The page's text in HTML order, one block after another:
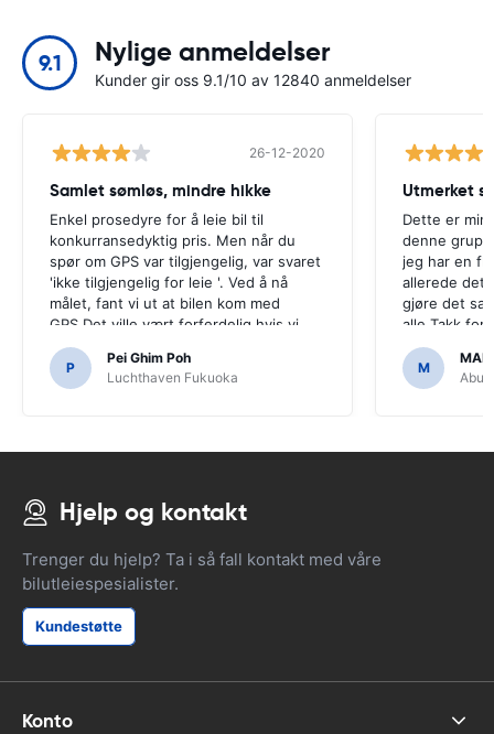
9.1 Nylige anmeldelser
Kunder gir oss 9.1/10 av 12840 anmeldelser
26-12-2020
Samlet sømløs, mindre hikke
Enkel prosedyre for å leie bil til
konkurransedyktig pris. Men når du
spør om GPS var tilgjengelig, var svaret
'ikke tilgjengelig for leie '. Ved å nå
målet, fant vi ut at bilen kom med
GPS.Det ville vært forferdelig hvis vi
hadde bestemt seg for å kjøpe en GPS
som det var nødvendig å navigere
japanske veier.
P
Pei Ghim Poh
Luchthaven Fukuoka
Utmerket
Dette er min
denne
jeg har en
allerede det
gjøre det
alle.Takk for
enkelt.
M
Abu
Hjelp og kontakt
Trenger du hjelp? Ta i så fall kontakt med våre
bilutleiespesialister.
Kundestøtte
Konto